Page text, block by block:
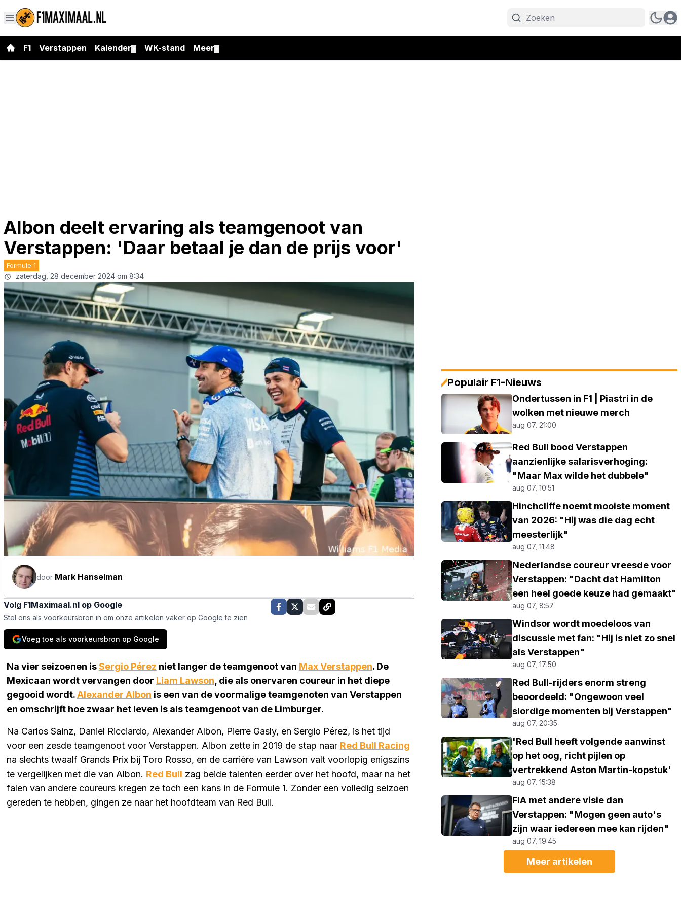
F1 Verstappen Kalender WK-stand Meer
Albon deelt ervaring als teamgenoot van
Verstappen: 'Daar betaal je dan de prijs voor'
Formule 1
zaterdag, 28 december 2024 om 8:34
door Mark Hanselman
Volg F1Maximaal.nl op Google
Stel ons als voorkeursbron in om onze artikelen vaker op Google te zien
Voeg toe als voorkeursbron op Google
Na vier seizoenen isSergio Pérez niet langer de teamgenoot van Max Verstappen. De
Mexicaan wordt vervangen door Liam Lawson , die als onervaren coureur in het diepe
gegooid wordt.Alexander Albon is een van de voormalige teamgenoten van Verstappen
en omschrijft hoe zwaar het leven is als teamgenoot van de Limburger.
Na Carlos Sainz, Daniel Ricciardo, Alexander Albon, Pierre Gasly, en Sergio Pérez, is het tijd
voor een zesde teamgenoot voor Verstappen. Albon zette in 2019 de stap naar Red Bull Racing
na slechts twaalf Grands Prix bij Toro Rosso, en de carrière van Lawson valt voorlopig enigszins
te vergelijken met die van Albon. Red Bull zag beide talenten eerder over het hoofd, maar na het
falen van andere coureurs kregen ze toch een kans in de Formule 1. Zonder een volledig seizoen
gereden te hebben, gingen ze naar het hoofdteam van Red Bull.
Populair F1-Nieuws
Ondertussen in F1 | Piastri in de
wolken met nieuwe merch
aug 07, 21:00
Red Bull bood Verstappen
aanzienlijke salarisverhoging:
"Maar Max wilde het dubbele"
aug 07, 10:51
Hinchcliffe noemt mooiste moment
van 2026: "Hij was die dag echt
meesterlijk"
aug 07, 11:48
Nederlandse coureur vreesde voor
Verstappen: "Dacht dat Hamilton
een heel goede keuze had gemaakt"
aug 07, 8:57
Windsor wordt moedeloos van
discussie met fan: "Hij is niet zo snel
als Verstappen"
aug 07, 17:50
Red Bull-rijders enorm streng
beoordeeld: "Ongewoon veel
slordige momenten bij Verstappen"
aug 07, 20:35
'Red Bull heeft volgende aanwinst
op het oog, richt pijlen op
vertrekkend Aston Martin-kopstuk'
aug 07, 15:38
FIA met andere visie dan
Verstappen: "Mogen geen auto's
zijn waar iedereen mee kan rijden"
aug 07, 19:45
Meer artikelen